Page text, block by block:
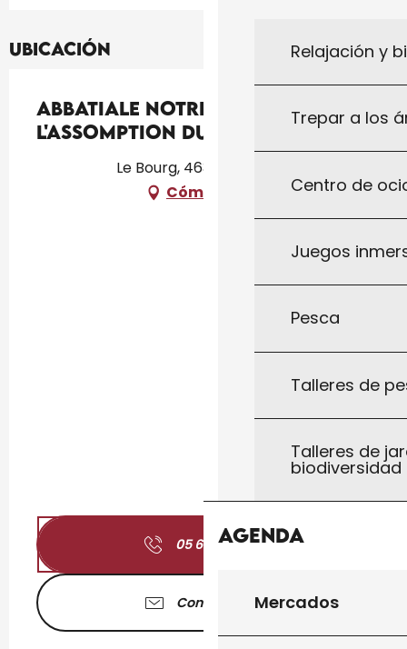
Relajación y
Trepar a los
Centro de
Juegos
Pesca
Talleres de
Talleres de
biodiversidad
Agenda
Mercados
Ubicación
Abbatiale Notre Dame de
l'Assomption du Vigan
Le Bourg, 46300 Le Vigan
Cómo llegar
05 65 41 12▒▒
Contáctenos